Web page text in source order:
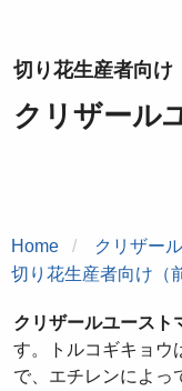
切り花生産者向け
クリザール
Home クリザー
切り花生産者向け（
クリザールユースト
す。
トルコギキョ
で、エチレンによっ